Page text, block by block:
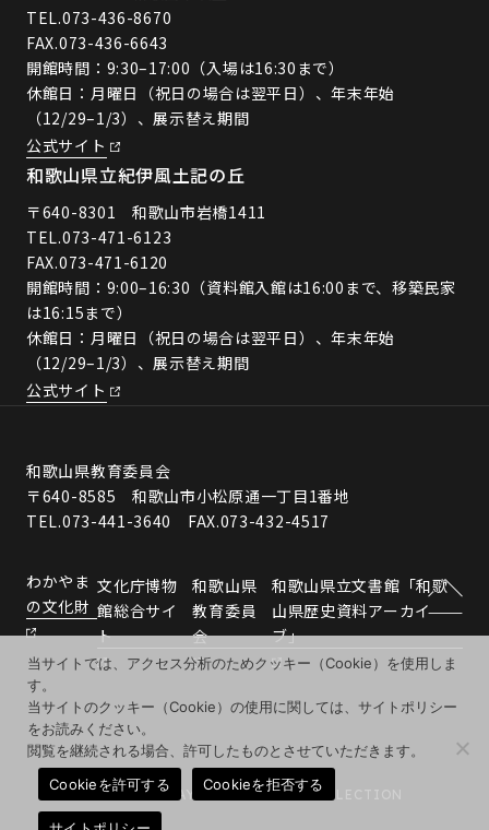
TEL.073-436-8670
FAX.073-436-6643
開館時間：9:30–17:00（入場は16:30まで）
休館日：月曜日（祝日の場合は翌平日）、年末年始
（12/29–1/3）、展示替え期間
公式サイト
和歌山県立紀伊風土記の丘
〒640-8301 和歌山市岩橋1411
TEL.073-471-6123
FAX.073-471-6120
開館時間：9:00–16:30（資料館入館は16:00まで、移築民家
は16:15まで）
休館日：月曜日（祝日の場合は翌平日）、年末年始
（12/29–1/3）、展示替え期間
公式サイト
和歌山県教育委員会
〒640-8585 和歌山市小松原通一丁目1番地
TEL.073-441-3640 FAX.073-432-4517
わかやま
の文化財
文化庁博物
館総合サイ
ト
和歌山県
教育委員
会
和歌山県立文書館「和歌
山県歴史資料アーカイ
ブ」
© 2026 WAKAYAMA MUSEUMS COLLECTION
当サイトでは、アクセス分析のためクッキー（Cookie）を使用しま
す。
当サイトのクッキー（Cookie）の使用に関しては、サイトポリシー
をお読みください。
閲覧を継続される場合、許可したものとさせていただきます。
Cookieを許可する
Cookieを拒否する